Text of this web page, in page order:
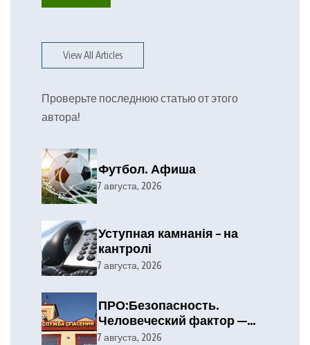
View All Articles
Проверьте последнюю статью от этого
автора!
Футбол. Афиша
7 августа, 2026
Уступная камнанія – на
кантролі
7 августа, 2026
ПРО:Безопасность.
Человеческий фактор —
главная причина лесных
7 августа, 2026